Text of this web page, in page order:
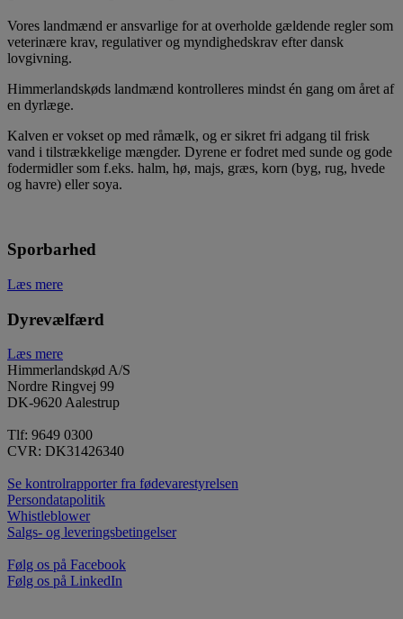
Vores landmænd er ansvarlige for at overholde gældende regler som
veterinære krav, regulativer og myndighedskrav efter dansk
lovgivning.
Himmerlandskøds landmænd kontrolleres mindst én gang om året af
en dyrlæge.
Kalven er vokset op med råmælk, og er sikret fri adgang til frisk
vand i tilstrækkelige mængder. Dyrene er fodret med sunde og gode
fodermidler som f.eks. halm, hø, majs, græs, korn (byg, rug, hvede
og havre) eller soya.
Sporbarhed
Læs mere
Dyrevælfærd
Læs mere
Himmerlandskød A/S
Nordre Ringvej 99
DK-9620 Aalestrup
Tlf: 9649 0300
CVR: DK31426340
Se kontrolrapporter fra fødevarestyrelsen
Persondatapolitik
Whistleblower
Salgs- og leveringsbetingelser
Følg os på Facebook
Følg os på LinkedIn